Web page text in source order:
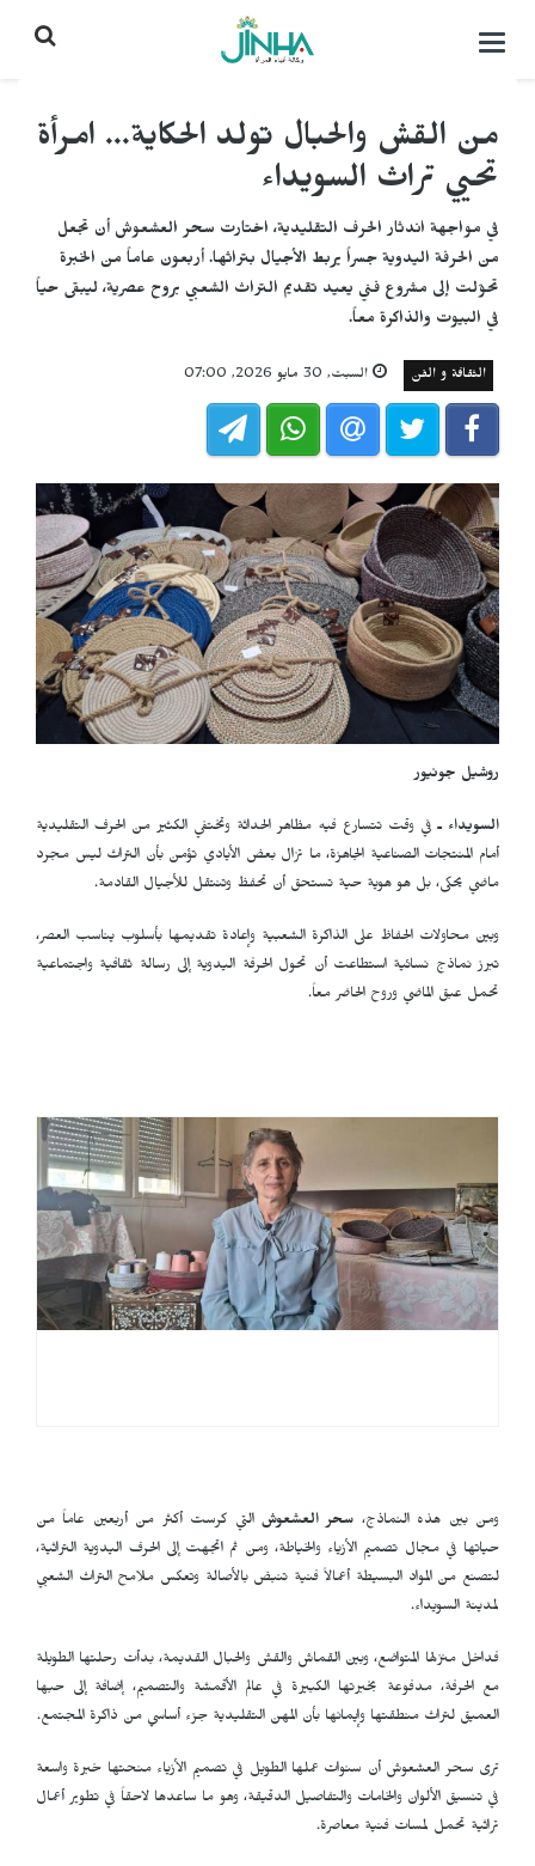
التحكم
من القش والحبال تولد الحكاية... امرأة
تحيي تراث السويداء
في مواجهة اندثار الحرف التقليدية، اختارت سحر العشعوش أن تجعل
من الحرفة اليدوية جسراً يربط الأجيال بتراثها. أربعون عاماً من الخبرة
تحوّلت إلى مشروع فني يعيد تقديم التراث الشعبي بروح عصرية، ليبقى حياً
في البيوت والذاكرة معاً.
الثقافة و الفن السبت, 30 مايو 2026, 07:00
روشيل جونيور
السويداء ـ في وقت تتسارع فيه مظاهر الحداثة وتختفي الكثير من الحرف التقليدية
أمام المنتجات الصناعية الجاهزة، ما تزال بعض الأيادي تؤمن بأن التراث ليس مجرد
ماضي يحكى، بل هو هوية حية تستحق أن تحفظ وتنتقل للأجيال القادمة.
وبين محاولات الحفاظ على الذاكرة الشعبية وإعادة تقديمها بأسلوب يناسب العصر،
تبرز نماذج نسائية استطاعت أن تحول الحرفة اليدوية إلى رسالة ثقافية واجتماعية
تحمل عبق الماضي وروح الحاضر معاً.
ومن بين هذه النماذج، سحر العشعوش التي كرست أكثر من أربعين عاماً من
حياتها في مجال تصميم الأزياء والخياطة، ومن ثم اتجهت إلى الحرف اليدوية التراثية،
لتصنع من المواد البسيطة أعمالاً فنية تنبض بالأصالة وتعكس ملامح التراث الشعبي
لمدينة السويداء.
فداخل منزلها المتواضع، وبين القماش والقش والحبال القديمة، بدأت رحلتها الطويلة
مع الحرفة، مدفوعة بخبرتها الكبيرة في عالم الأقمشة والتصميم، إضافة إلى حبها
العميق لتراث منطقتها وإيمانها بأن المهن التقليدية جزء أساسي من ذاكرة المجتمع.
ترى سحر العشعوش أن سنوات عملها الطويل في تصميم الأزياء منحتها خبرة واسعة
في تنسيق الألوان والخامات والتفاصيل الدقيقة، وهو ما ساعدها لاحقاً في تطوير أعمال
تراثية تحمل لمسات فنية معاصرة.